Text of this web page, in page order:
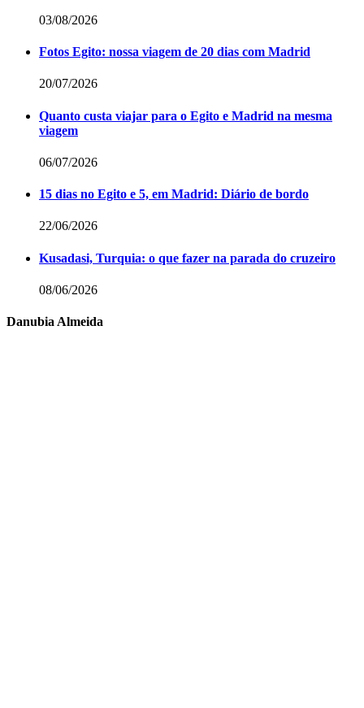
03/08/2026
Fotos Egito: nossa viagem de 20 dias com Madrid
20/07/2026
Quanto custa viajar para o Egito e Madrid na mesma
viagem
06/07/2026
15 dias no Egito e 5, em Madrid: Diário de bordo
22/06/2026
Kusadasi, Turquia: o que fazer na parada do cruzeiro
08/06/2026
Danubia Almeida